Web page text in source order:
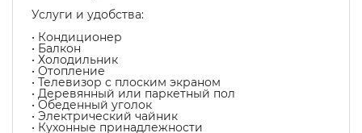
Услуги и удобства: ​
• Кондиционер
• Балкон
• Холодильник
• Отопление
• Телевизор с плоским экраном
• Деревянный или паркетный пол
• Обеденный уголок
• Электрический чайник
• Кухонные принадлежности